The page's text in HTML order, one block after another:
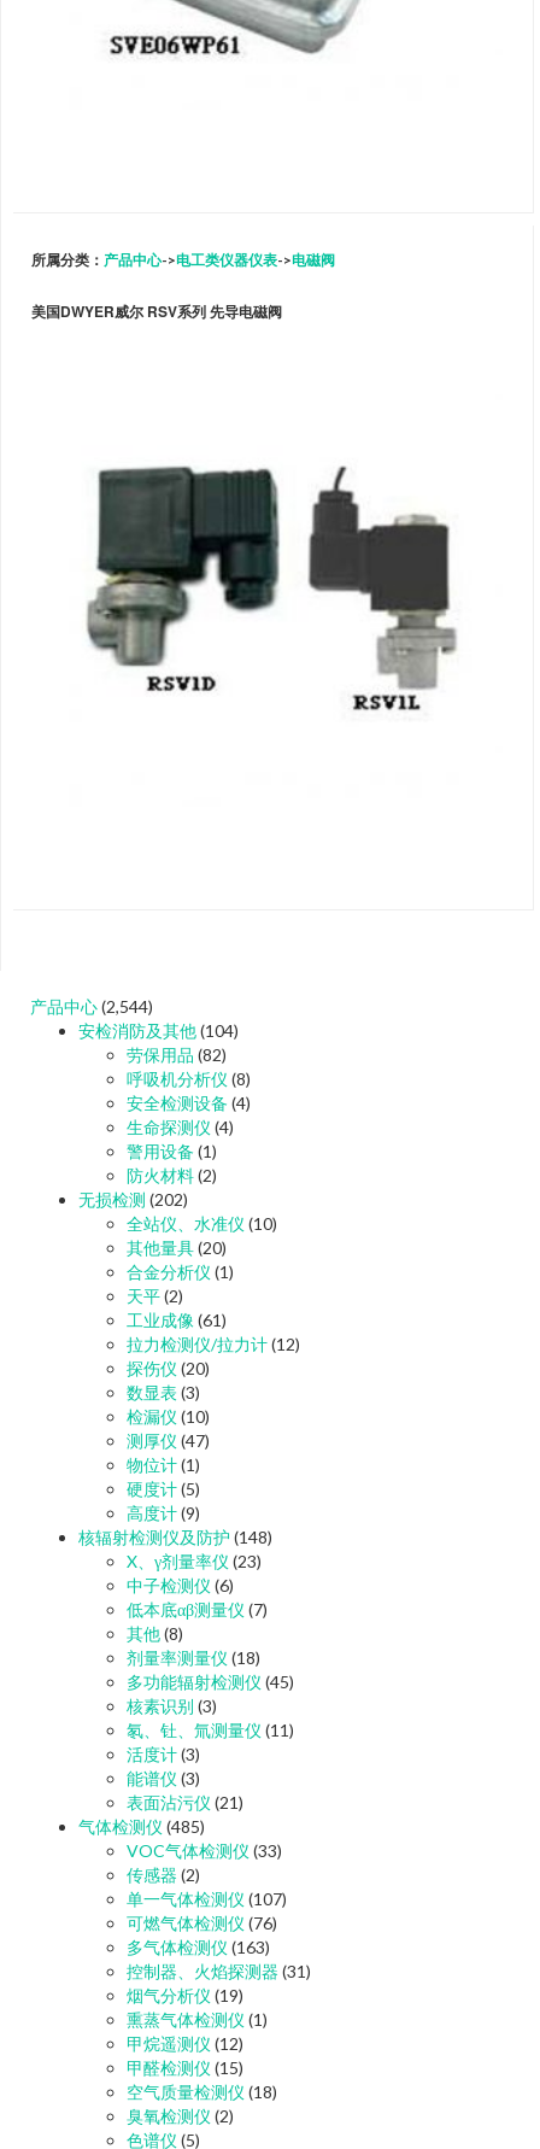
所属分类： 产品中心->电工类仪器仪表->电磁阀
美国DWYER威尔 RSV系列 先导电磁阀
产品中心(2,544)
安检消防及其他(104)
劳保用品 (82)
呼吸机分析仪 (8)
安全检测设备 (4)
生命探测仪 (4)
警用设备 (1)
防火材料(2)
无损检测 (202)
全站仪、水准仪 (10)
其他量具(20)
合金分析仪 (1)
天平(2)
工业成像 (61)
拉力检测仪/拉力计(12)
探伤仪 (20)
数显表(3)
检漏仪 (10)
测厚仪 (47)
物位计(1)
硬度计(5)
高度计(9)
核辐射检测仪及防护 (148)
X、γ剂量率仪 (23)
中子检测仪 (6)
低本底αβ测量仪 (7)
其他(8)
剂量率测量仪 (18)
多功能辐射检测仪 (45)
核素识别 (3)
氡、钍、氚测量仪 (11)
活度计(3)
能谱仪 (3)
表面沾污仪 (21)
气体检测仪 (485)
VOC气体检测仪 (33)
传感器 (2)
单一气体检测仪 (107)
可燃气体检测仪 (76)
多气体检测仪 (163)
控制器、火焰探测器 (31)
烟气分析仪 (19)
熏蒸气体检测仪 (1)
甲烷遥测仪 (12)
甲醛检测仪 (15)
空气质量检测仪 (18)
臭氧检测仪 (2)
色谱仪 (5)